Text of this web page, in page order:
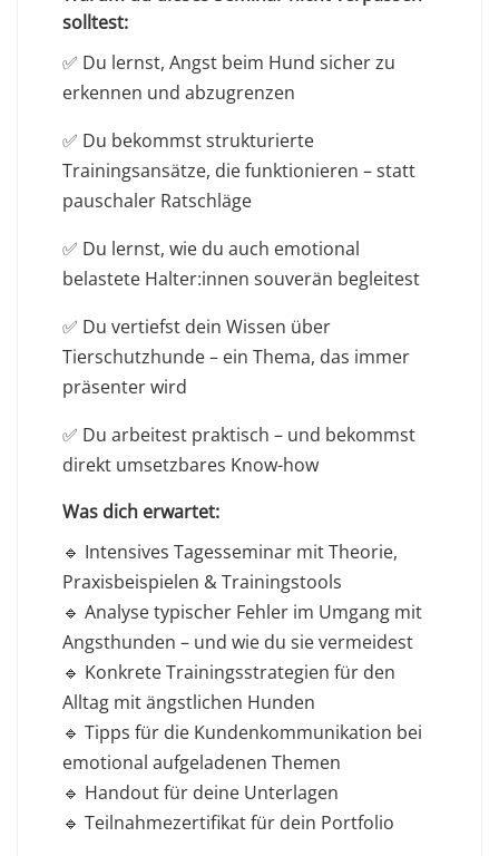
solltest:
✅ Du lernst, Angst beim Hund sicher zu
erkennen und abzugrenzen
✅ Du bekommst strukturierte
Trainingsansätze, die funktionieren – statt
pauschaler Ratschläge
✅ Du lernst, wie du auch emotional
belastete Halter:innen souverän begleitest
✅ Du vertiefst dein Wissen über
Tierschutzhunde – ein Thema, das immer
präsenter wird
✅ Du arbeitest praktisch – und bekommst
direkt umsetzbares Know-how
Was dich erwartet:
🔹 Intensives Tagesseminar mit Theorie,
Praxisbeispielen & Trainingstools
🔹 Analyse typischer Fehler im Umgang mit
Angsthunden – und wie du sie vermeidest
🔹 Konkrete Trainingsstrategien für den
Alltag mit ängstlichen Hunden
🔹 Tipps für die Kundenkommunikation bei
emotional aufgeladenen Themen
🔹 Handout für deine Unterlagen
🔹 Teilnahmezertifikat für dein Portfolio